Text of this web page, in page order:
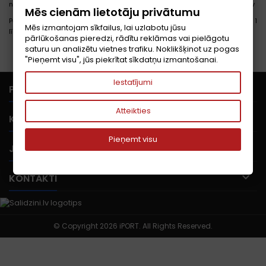
nepieciešamo informāciju var saņemt telefoniski pa e-pastu
info@iport.lv
Pēc pasūtījuma noformēšanas un to apmaksas, piegāde var aizņemt no 1
līdz 10 dienām atkarībā no mūsu darbinieku un kurjerdienestu noslodzes.
PRECES 
KOMPĀNIJA 
JŪSU KONTS 
KONTAKTI 
© Copyright 2026 iPORT. All Rights Reserved.
Mēs cienām lietotāju privātumu
Mēs izmantojam sīkfailus, lai uzlabotu jūsu
pārlūkošanas pieredzi, rādītu reklāmas vai pielāgotu
saturu un analizētu vietnes trafiku. Noklikšķinot uz pogas
"Pieņemt visu", jūs piekrītat sīkdatņu izmantošanai.
Iestatījumi
Atteikties
Pieņemt visu